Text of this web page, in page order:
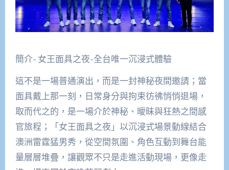
簡介- 女王面具之夜-全台唯一沉浸式體驗
這不是一場普通演出，而是一封神秘夜間邀請；當
面具戴上那一刻，日常身分與拘束彷彿悄悄退場，
取而代之的，是一場介於神秘、曖昧與狂熱之間感
官旅程；「女王面具之夜」以沉浸式場景動線結合
澳洲雷霆猛男秀，從空間氛圍、角色互動到舞台能
量層層堆疊，讓觀眾不只是走進活動現場，更像走